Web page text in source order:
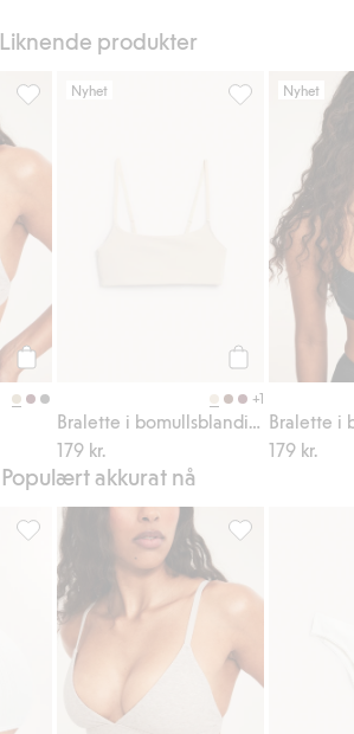
Liknende produkter
Legg til
Nyhet
+1
179 kr.
Bralette i
Nyhet
179 kr.
Populært akkurat nå
Boxershorts i pointelle, Legg til i favoriter